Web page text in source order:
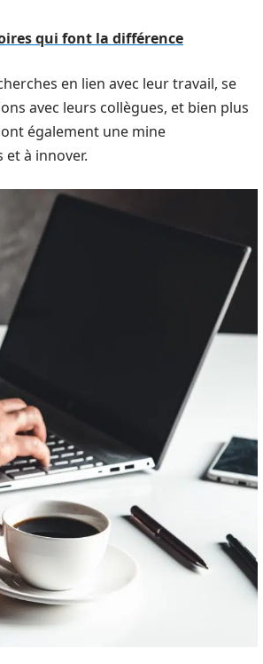
qui font la différence
en lien avec leur travail, se
avec leurs collègues, et bien plus
également une mine
à innover.